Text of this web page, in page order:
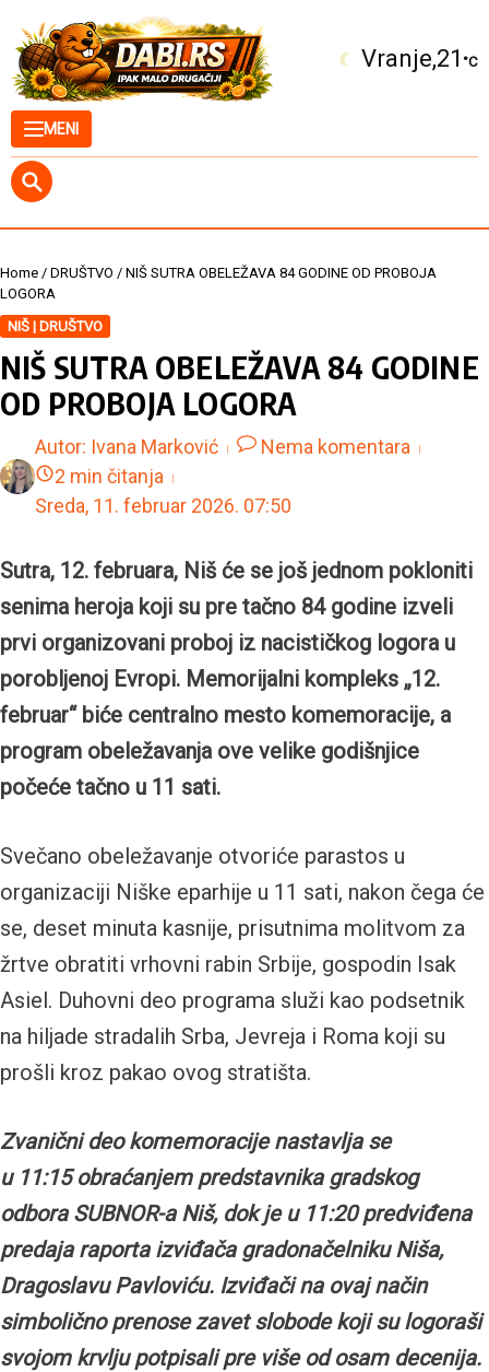
MENI
Kuršumlija 21 °C
Home / DRUŠTVO / NIŠ SUTRA OBELEŽAVA 84 GODINE OD PROBOJA
LOGORA
NIŠ | DRUŠTVO
NIŠ SUTRA OBELEŽAVA 84 GODINE
OD PROBOJA LOGORA
Autor: Ivana Marković
Nema komentara
2 min čitanja
Sreda, 11. februar 2026. 07:50
Sutra, 12. februara, Niš će se još jednom pokloniti
senima heroja koji su pre tačno 84 godine izveli
prvi organizovani proboj iz nacističkog logora u
porobljenoj Evropi. Memorijalni kompleks „12.
februar“ biće centralno mesto komemoracije, a
program obeležavanja ove velike godišnjice
počeće tačno u 11 sati.
Svečano obeležavanje otvoriće parastos u
organizaciji Niške eparhije u 11 sati, nakon čega će
se, deset minuta kasnije, prisutnima molitvom za
žrtve obratiti vrhovni rabin Srbije, gospodin Isak
Asiel. Duhovni deo programa služi kao podsetnik
na hiljade stradalih Srba, Jevreja i Roma koji su
prošli kroz pakao ovog stratišta.
Zvanični deo komemoracije nastavlja se
u 11:15 obraćanjem predstavnika gradskog
odbora SUBNOR-a Niš, dok je u 11:20 predviđena
predaja raporta izviđača gradonačelniku Niša,
Dragoslavu Pavloviću. Izviđači na ovaj način
simbolično prenose zavet slobode koji su logoraši
svojom krvlju potpisali pre više od osam decenija.